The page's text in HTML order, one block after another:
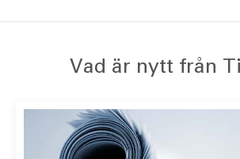
Vad är nytt från